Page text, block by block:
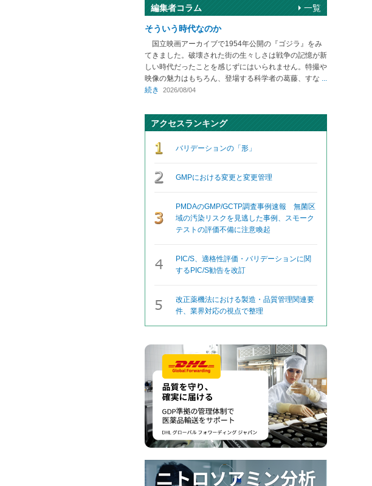
編集者コラム
そういう時代なのか
国立映画アーカイブで1954年公開の『ゴジラ』をみ
てきました。破壊された街の生々しさは戦争の記憶が新
しい時代だったことを感じずにはいられません。特撮や
映像の魅力はもちろん、登場する科学者の葛藤、すな ...
続き
2026/08/04
一覧
アクセスランキング
バリデーションの「形」
GMPにおける変更と変更管理
PMDAのGMP/GCTP調査事例速報 無菌区
域の汚染リスクを見逃した事例、スモーク
テストの評価不備に注意喚起
PIC/S、適格性評価・バリデーションに関
するPIC/S勧告を改訂
改正薬機法における製造・品質管理関連要
件、業界対応の視点で整理